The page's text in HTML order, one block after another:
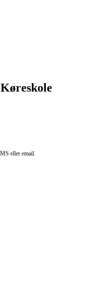
eller email.